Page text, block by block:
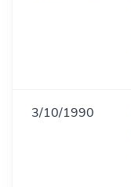
3/10/1990